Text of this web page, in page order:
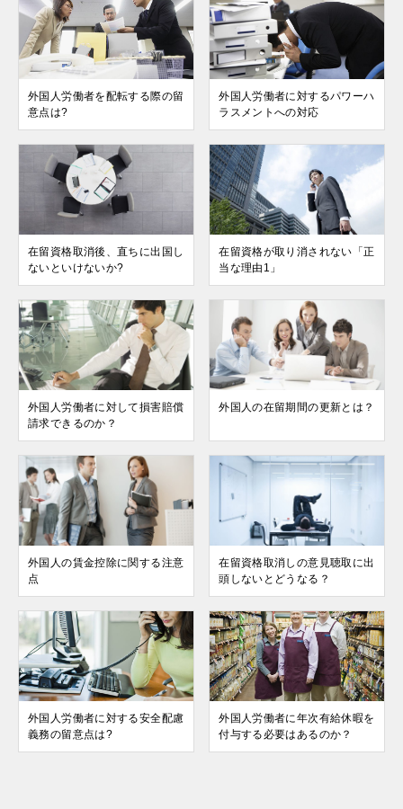
外国人労働者を配転する際の留
意点は?
外国人労働者に対するパワーハ
ラスメントへの対応
在留資格取消後、直ちに出国し
ないといけないか?
在留資格が取り消されない「正
当な理由1」
外国人労働者に対して損害賠償
請求できるのか？
外国人の在留期間の更新とは？
外国人の賃金控除に関する注意
点
在留資格取消しの意見聴取に出
頭しないとどうなる？
外国人労働者に対する安全配慮
義務の留意点は?
外国人労働者に年次有給休暇を
付与する必要はあるのか？